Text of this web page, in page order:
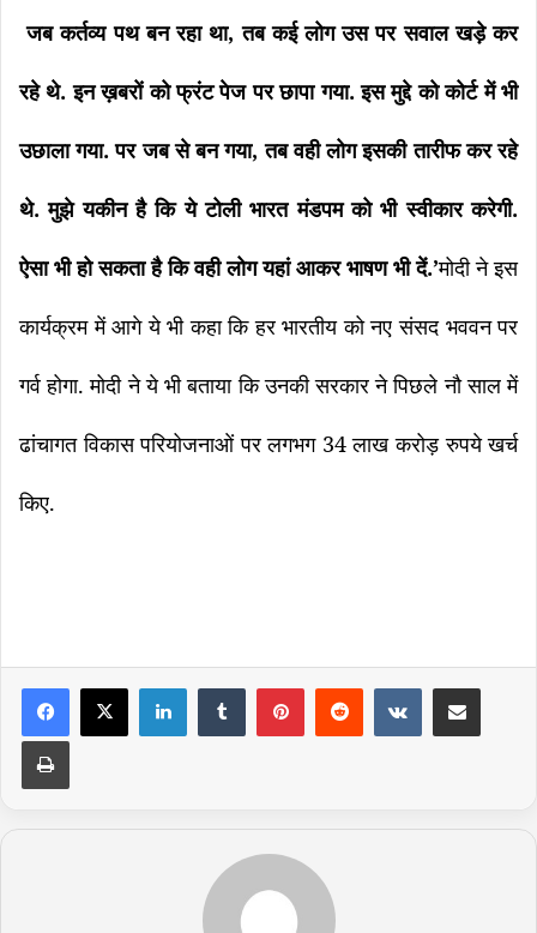
जब कर्तव्य पथ बन रहा था,तब कई लोग उस पर सवाल खड़े कर
रहे थे.इन ख़बरों को फ्रंट पेज पर छापा गया.इस मुद्दे को कोर्ट में भी
उछाला गया.पर जब से बन गया,तब वही लोग इसकी तारीफ कर रहे
थे.मुझे यकीन है कि ये टोली भारत मंडपम को भी स्वीकार करेगी.
ऐसा भी हो सकता है कि वही लोग यहां आकर भाषण भी दें.’मोदी ने इस
कार्यक्रम में आगे ये भी कहा कि हर भारतीय को नए संसद भववन पर
गर्व होगा.मोदी ने ये भी बताया कि उनकी सरकार ने पिछले नौ साल में
ढांचागत विकास परियोजनाओं पर लगभग34लाख करोड़ रुपये खर्च
किए.